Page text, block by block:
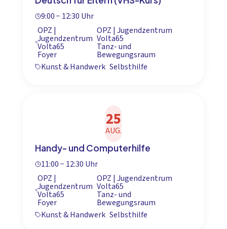
9:00 − 12:30 Uhr
OPZ |
Jugendzentrum
Volta65
Foyer
OPZ | Jugendzentrum
Volta65
Tanz- und
Bewegungsraum
Kunst & Handwerk Selbsthilfe
25
AUG.
Handy- und Computerhilfe
11:00 − 12:30 Uhr
OPZ |
Jugendzentrum
Volta65
Foyer
OPZ | Jugendzentrum
Volta65
Tanz- und
Bewegungsraum
Kunst & Handwerk Selbsthilfe